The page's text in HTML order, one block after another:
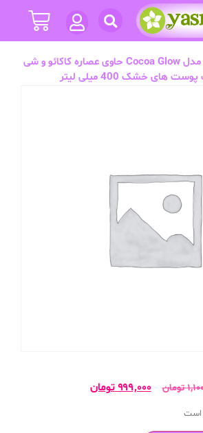
لوسیون بدن وازلین مدل Cocoa Glow حاوی عصاره کاکائو و شی
های خشک 400 میلی لیتر
تومان ۹۹۹,۰۰۰تومان